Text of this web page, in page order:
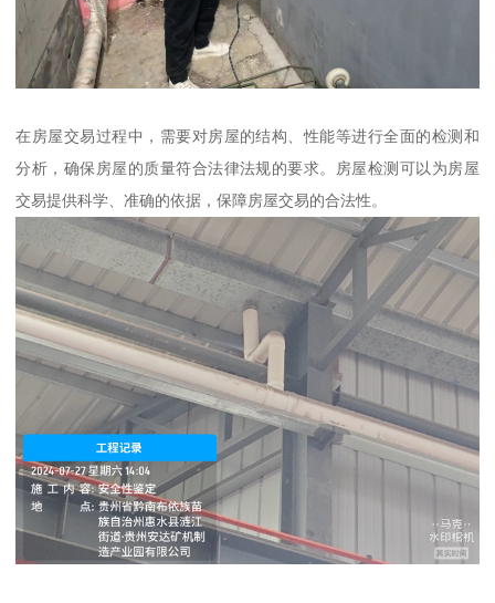
在房屋交易过程中，需要对房屋的结构、性能等进行全面的检测和
分析，确保房屋的质量符合法律法规的要求。房屋检测可以为房屋
交易提供科学、准确的依据，保障房屋交易的合法性。